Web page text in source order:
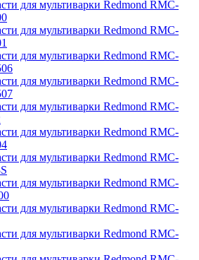
для мультиварки Redmond RMC-
для мультиварки Redmond RMC-
для мультиварки Redmond RMC-
для мультиварки Redmond RMC-
для мультиварки Redmond RMC-
для мультиварки Redmond RMC-
для мультиварки Redmond RMC-
для мультиварки Redmond RMC-
для мультиварки Redmond RMC-
для мультиварки Redmond RMC-